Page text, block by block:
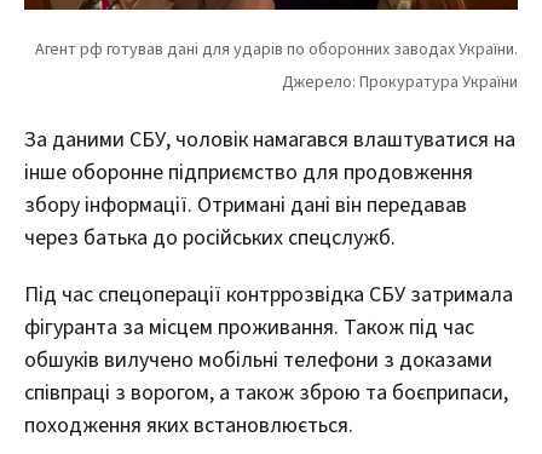
За даними СБУ, чоловік намагався влаштуватися на
інше оборонне підприємство для продовження
збору інформації. Отримані дані він передавав
через батька до російських спецслужб.
Під час спецоперації контррозвідка СБУ затримала
фігуранта за місцем проживання. Також під час
обшуків вилучено мобільні телефони з доказами
співпраці з ворогом, а також зброю та боєприпаси,
походження яких встановлюється.